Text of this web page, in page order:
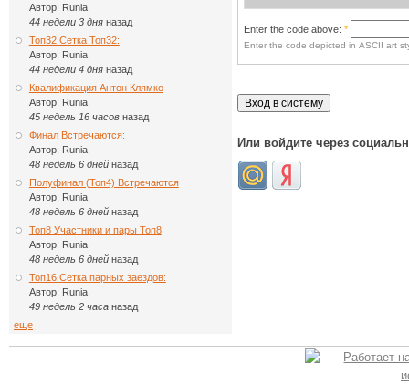
Автор: Runia
44 недели 3 дняназад
Топ32 Сетка Топ32:
Автор: Runia
44 недели 4 дняназад
Квалификация Антон Клямко
Автор: Runia
45 недель 16 часовназад
Финал Встречаются:
Автор: Runia
48 недель 6 днейназад
Полуфинал (Топ4) Встречаются
Автор: Runia
48 недель 6 днейназад
Топ8 Участники и пары Топ8
Автор: Runia
48 недель 6 днейназад
Топ16 Сетка парных заездов:
Автор: Runia
49 недель 2 часаназад
еще
Enter the code above: *
Enter the code depicted in ASCII art
Или войдите через